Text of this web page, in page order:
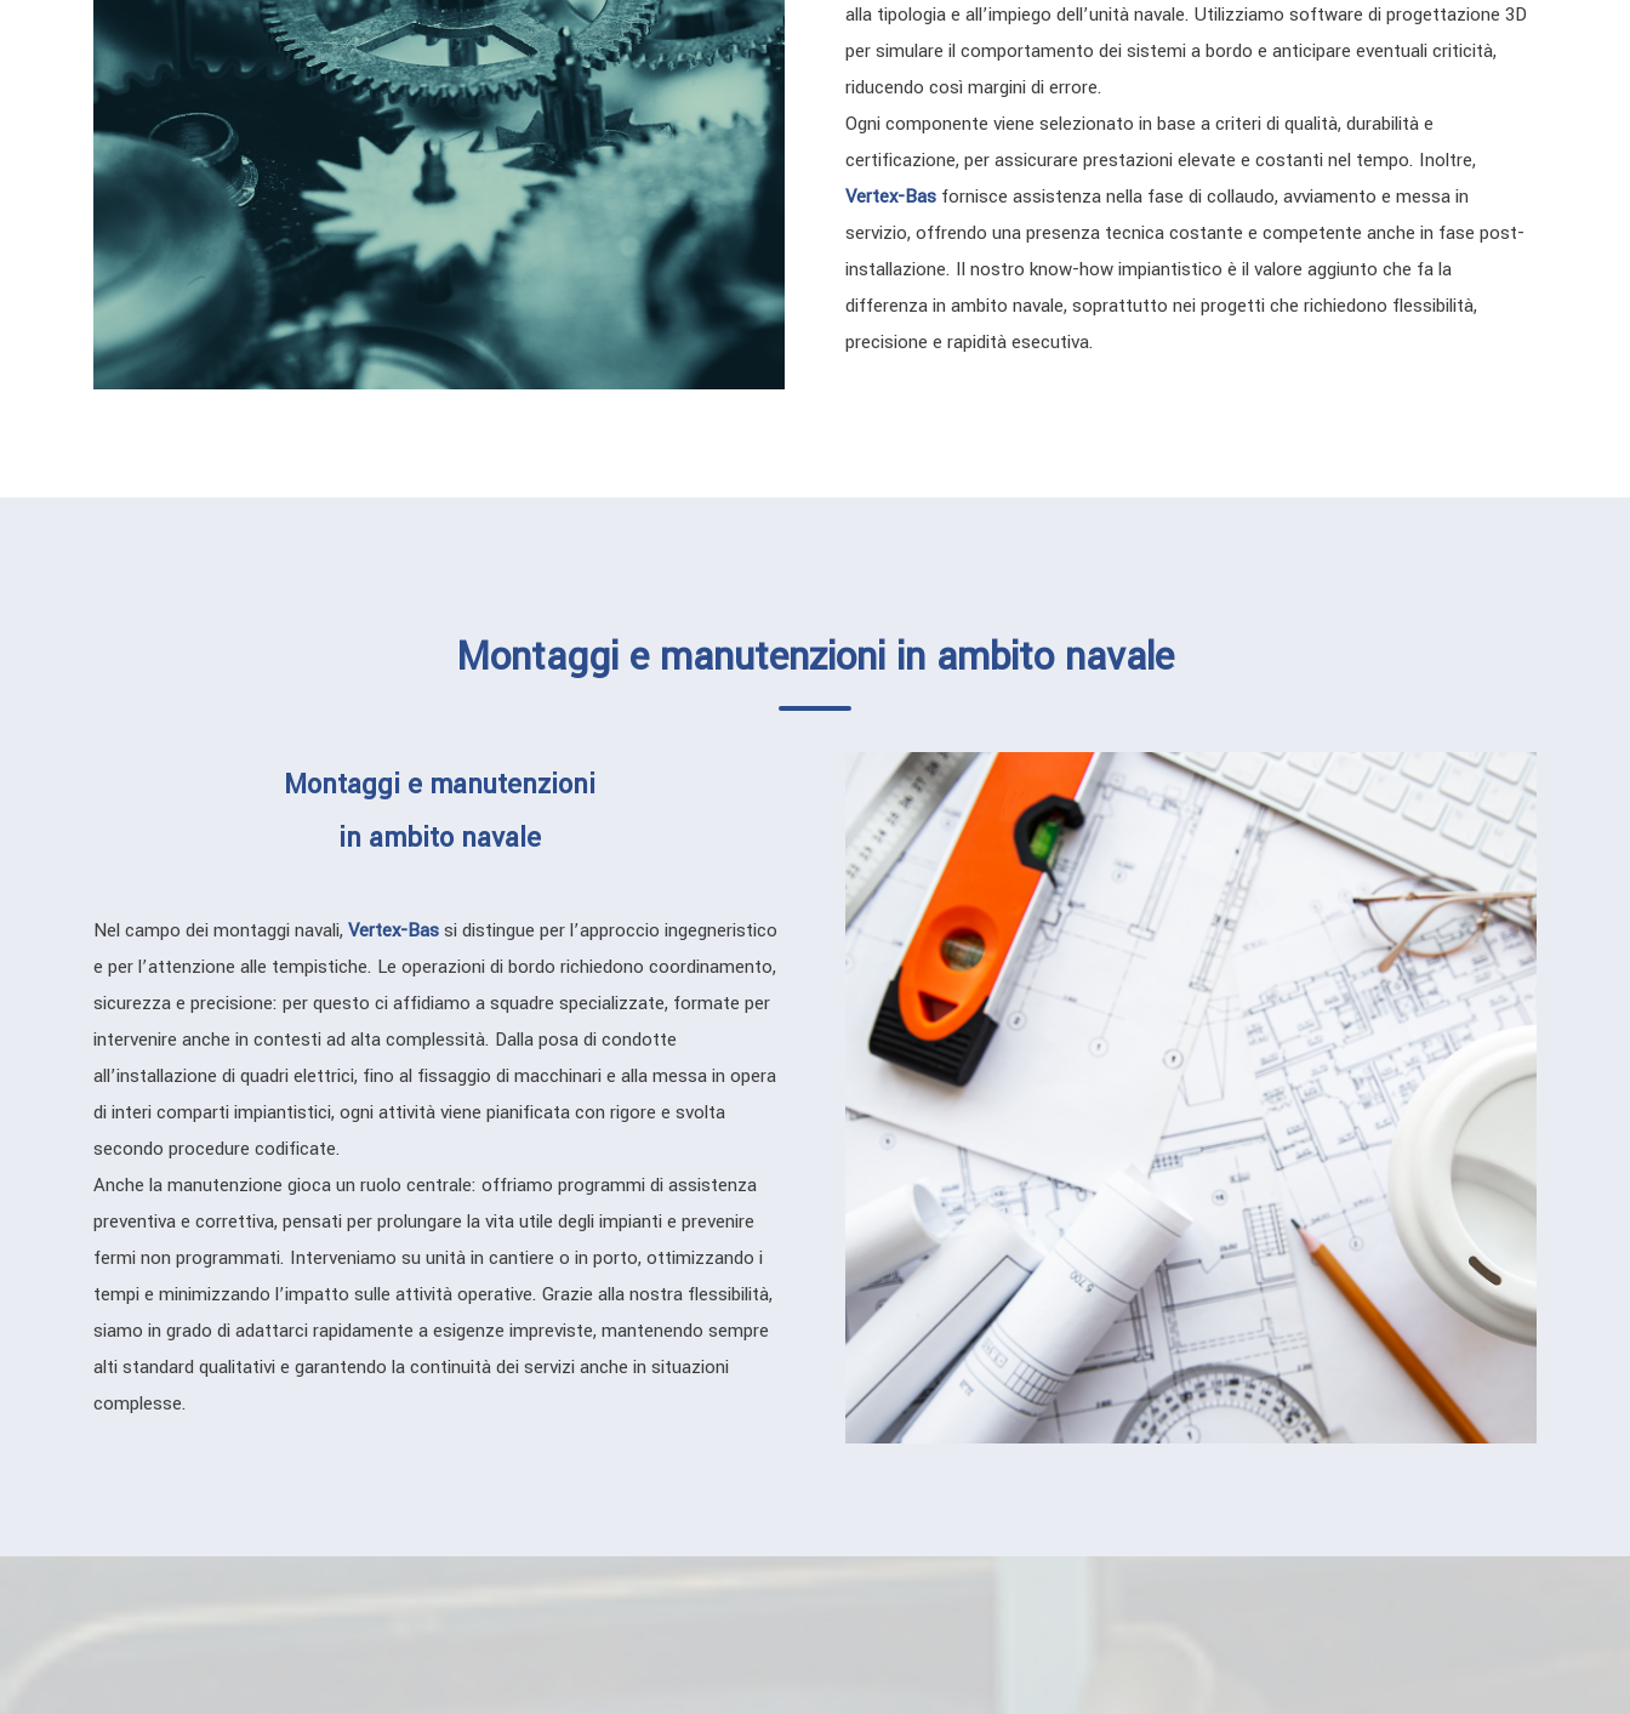
alla tipologia e all’impiego dell’unità navale. Utilizziamo software di progettazione 3D
per simulare il comportamento dei sistemi a bordo e anticipare eventuali criticità,
riducendo così margini di errore.
Ogni componente viene selezionato in base a criteri di qualità, durabilità e
certificazione, per assicurare prestazioni elevate e costanti nel tempo. Inoltre,
Vertex-Bas fornisce assistenza nella fase di collaudo, avviamento e messa in
servizio, offrendo una presenza tecnica costante e competente anche in fase post-
installazione. Il nostro know-how impiantistico è il valore aggiunto che fa la
differenza in ambito navale, soprattutto nei progetti che richiedono flessibilità,
precisione e rapidità esecutiva.
Montaggi e manutenzioni in ambito navale
Montaggi e manutenzioni
in ambito navale
Nel campo dei montaggi navali,Vertex-Bassi distingue per l’approccio ingegneristico
e per l’attenzione alle tempistiche. Le operazioni di bordo richiedono coordinamento,
sicurezza e precisione: per questo ci affidiamo a squadre specializzate, formate per
intervenire anche in contesti ad alta complessità. Dalla posa di condotte
all’installazione di quadri elettrici, fino al fissaggio di macchinari e alla messa in opera
di interi comparti impiantistici, ogni attività viene pianificata con rigore e svolta
secondo procedure codificate.
Anche la manutenzione gioca un ruolo centrale: offriamo programmi di assistenza
preventiva e correttiva, pensati per prolungare la vita utile degli impianti e prevenire
fermi non programmati. Interveniamo su unità in cantiere o in porto, ottimizzando i
tempi e minimizzando l’impatto sulle attività operative. Grazie alla nostra flessibilità,
siamo in grado di adattarci rapidamente a esigenze impreviste, mantenendo sempre
alti standard qualitativi e garantendo la continuità dei servizi anche in situazioni
complesse.